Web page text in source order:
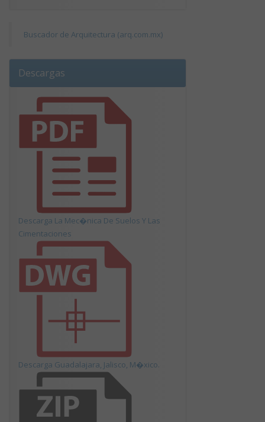
Buscador de Arquitectura (arq.com.mx)
Descargas
Descarga La Mec�nica De Suelos Y Las
Cimentaciones
Descarga Guadalajara, Jalisco, M�xico.